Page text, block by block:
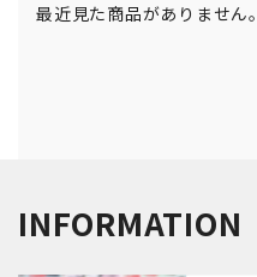
最近見た商品がありません。
INFORMATION